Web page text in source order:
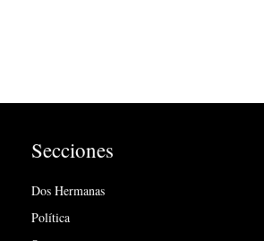
Secciones
Dos Hermanas
Política